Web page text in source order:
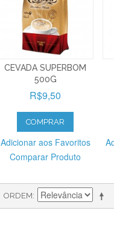
CEVADA SUPERBOM
500G
R$9,50
COMPRAR
Adicionar aos Favoritos
Comparar Produto
ORDEM